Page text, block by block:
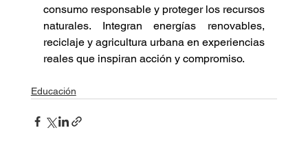
consumo responsable y proteger los recursos
naturales. Integran energías renovables,
reciclaje y agricultura urbana en experiencias
reales que inspiran acción y compromiso.
Educación